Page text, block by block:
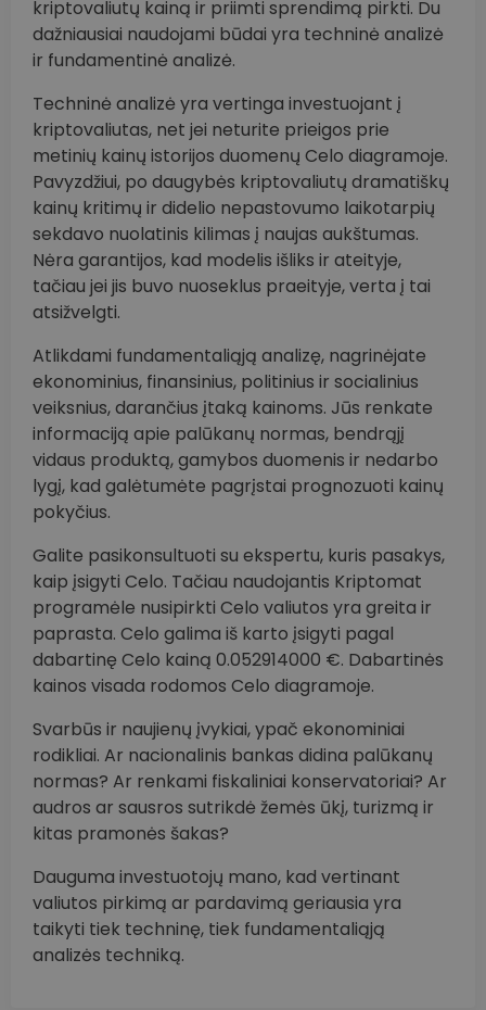
kriptovaliutų kainą ir priimti sprendimą pirkti. Du
dažniausiai naudojami būdai yra techninė analizė
ir fundamentinė analizė.
Techninė analizė yra vertinga investuojant į
kriptovaliutas, net jei neturite prieigos prie
metinių kainų istorijos duomenų Celo diagramoje.
Pavyzdžiui, po daugybės kriptovaliutų dramatiškų
kainų kritimų ir didelio nepastovumo laikotarpių
sekdavo nuolatinis kilimas į naujas aukštumas.
Nėra garantijos, kad modelis išliks ir ateityje,
tačiau jei jis buvo nuoseklus praeityje, verta į tai
atsižvelgti.
Atlikdami fundamentaliąją analizę, nagrinėjate
ekonominius, finansinius, politinius ir socialinius
veiksnius, darančius įtaką kainoms. Jūs renkate
informaciją apie palūkanų normas, bendrąjį
vidaus produktą, gamybos duomenis ir nedarbo
lygį, kad galėtumėte pagrįstai prognozuoti kainų
pokyčius.
Galite pasikonsultuoti su ekspertu, kuris pasakys,
kaip įsigyti Celo. Tačiau naudojantis Kriptomat
programėle nusipirkti Celo valiutos yra greita ir
paprasta. Celo galima iš karto įsigyti pagal
dabartinę Celo kainą 0.052914000 €. Dabartinės
kainos visada rodomos Celo diagramoje.
Svarbūs ir naujienų įvykiai, ypač ekonominiai
rodikliai. Ar nacionalinis bankas didina palūkanų
normas? Ar renkami fiskaliniai konservatoriai? Ar
audros ar sausros sutrikdė žemės ūkį, turizmą ir
kitas pramonės šakas?
Dauguma investuotojų mano, kad vertinant
valiutos pirkimą ar pardavimą geriausia yra
taikyti tiek techninę, tiek fundamentaliąją
analizės techniką.